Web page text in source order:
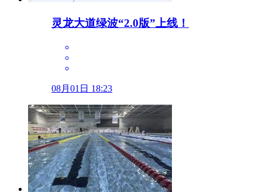
灵龙大道绿波“2.0版”上线！
08月01日 18:23